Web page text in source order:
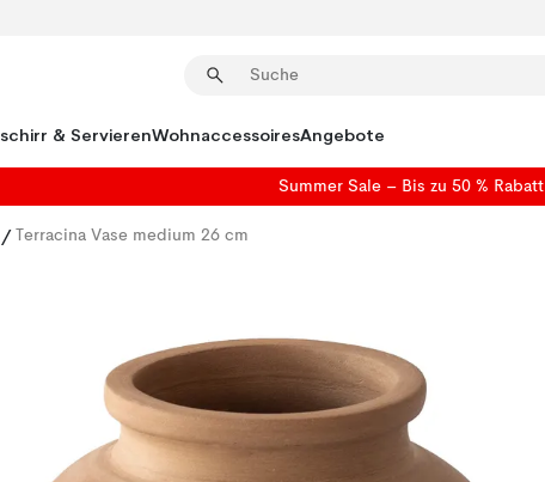
& ServierenWohnaccessoiresAngebote
Summer Sale – Bis zu 50 % Rabatt
/ Terracina Vase medium 26 cm